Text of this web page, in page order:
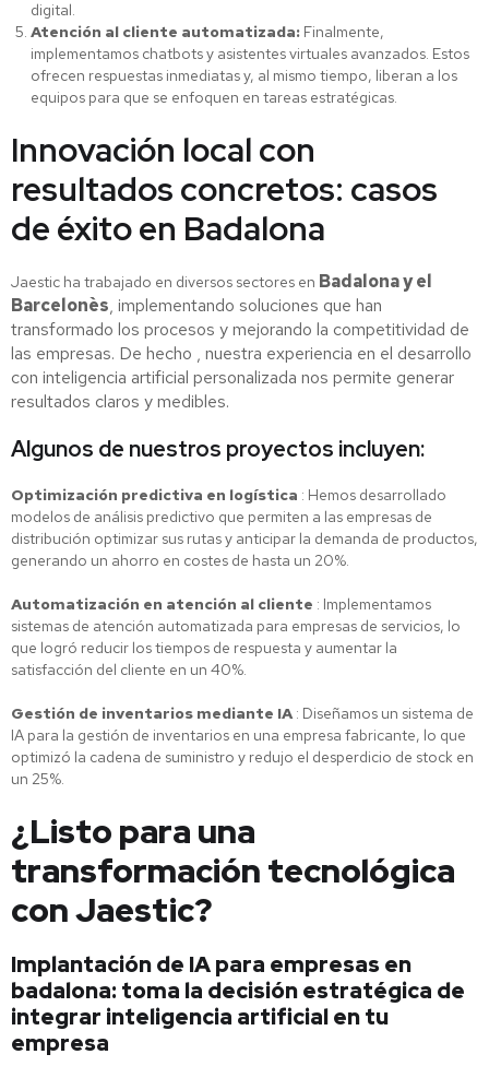
digital.
Atención al cliente automatizada: Finalmente,
implementamos chatbots y asistentes virtuales avanzados. Estos
ofrecen respuestas inmediatas y, al mismo tiempo, liberan a los
equipos para que se enfoquen en tareas estratégicas.
Innovación local con
resultados concretos: casos
de éxito en Badalona
Jaestic ha trabajado en diversos sectores en Badalona y el
Barcelonès, implementando soluciones que han
transformado los procesos y mejorando la competitividad de
las empresas. De hecho , nuestra experiencia en el desarrollo
con inteligencia artificial personalizada nos permite generar
resultados claros y medibles.
Algunos de nuestros proyectos incluyen:
Optimización predictiva en logística : Hemos desarrollado
modelos de análisis predictivo que permiten a las empresas de
distribución optimizar sus rutas y anticipar la demanda de productos,
generando un ahorro en costes de hasta un 20%.
Automatización en atención al cliente : Implementamos
sistemas de atención automatizada para empresas de servicios, lo
que logró reducir los tiempos de respuesta y aumentar la
satisfacción del cliente en un 40%.
Gestión de inventarios mediante IA: Diseñamos un sistema de
IA para la gestión de inventarios en una empresa fabricante, lo que
optimizó la cadena de suministro y redujo el desperdicio de stock en
un 25%.
¿Listo para una
transformación tecnológica
con Jaestic?
Implantación de IA para empresas en
badalona: toma la decisión estratégica de
integrar inteligencia artificial en tu
empresa